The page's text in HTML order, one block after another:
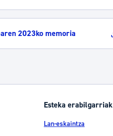
2023ko memoria
Esteka erabilgarriak
Lan-eskaintza